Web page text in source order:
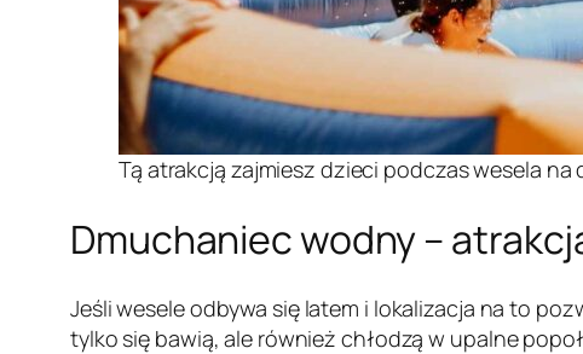
Tą atrakcją zajmiesz dzieci podczas wesela
Dmuchaniec wodny –
Jeśli wesele odbywa się latem i lokalizacja na to
tylko się bawią, ale również chłodzą w upalne